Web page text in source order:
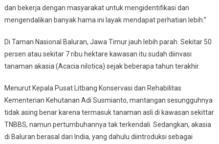
dan bekerja dengan masyarakat untuk mengidentifikasi dan
mengendalikan banyak hama ini layak mendapat perhatian lebih.”
Di Taman Nasional Baluran, Jawa Timur jauh lebih parah. Sekitar 50
persen atau sekitar 7 ribu hektare kawasan itu sudah diinvasi
tanaman akasia (Acacia nilotica) sejak beberapa tahun terakhir.
Menurut Kepala Pusat Litbang Konservasi dan Rehabilitas
Kementerian Kehutanan Adi Susmianto, mantangan sesungguhnya
tidak asing benar karena termasuk tanaman asli di kawasan sekittar
TNBBS, namun pertumbuhannya tak terkendali. Sedangkan, akasia
di Baluran berasal dari India, yang dahulu diintroduksi sebagai